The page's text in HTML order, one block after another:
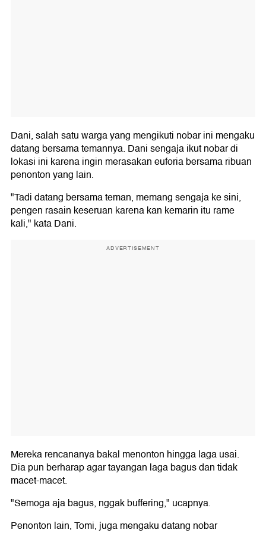
Dani, salah satu warga yang mengikuti nobar ini mengaku
datang bersama temannya. Dani sengaja ikut nobar di
lokasi ini karena ingin merasakan euforia bersama ribuan
penonton yang lain.
"Tadi datang bersama teman, memang sengaja ke sini,
pengen rasain keseruan karena kan kemarin itu rame
kali," kata Dani.
ADVERTISEMENT
Mereka rencananya bakal menonton hingga laga usai.
Dia pun berharap agar tayangan laga bagus dan tidak
macet-macet.
"Semoga aja bagus, nggak buffering," ucapnya.
Penonton lain, Tomi, juga mengaku datang nobar